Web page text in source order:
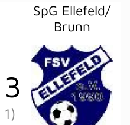
SpG Ellefeld/​
Brunn
3
1)